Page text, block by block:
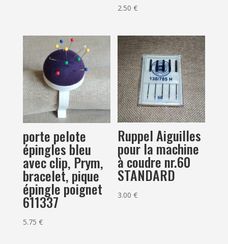
2.50€
porte pelote
épingles bleu
avec clip, Prym,
bracelet, pique
épingle poignet
611337
5.75 €
Ruppel Aiguilles
pour la machine
à coudre nr.60
STANDARD
3.00€